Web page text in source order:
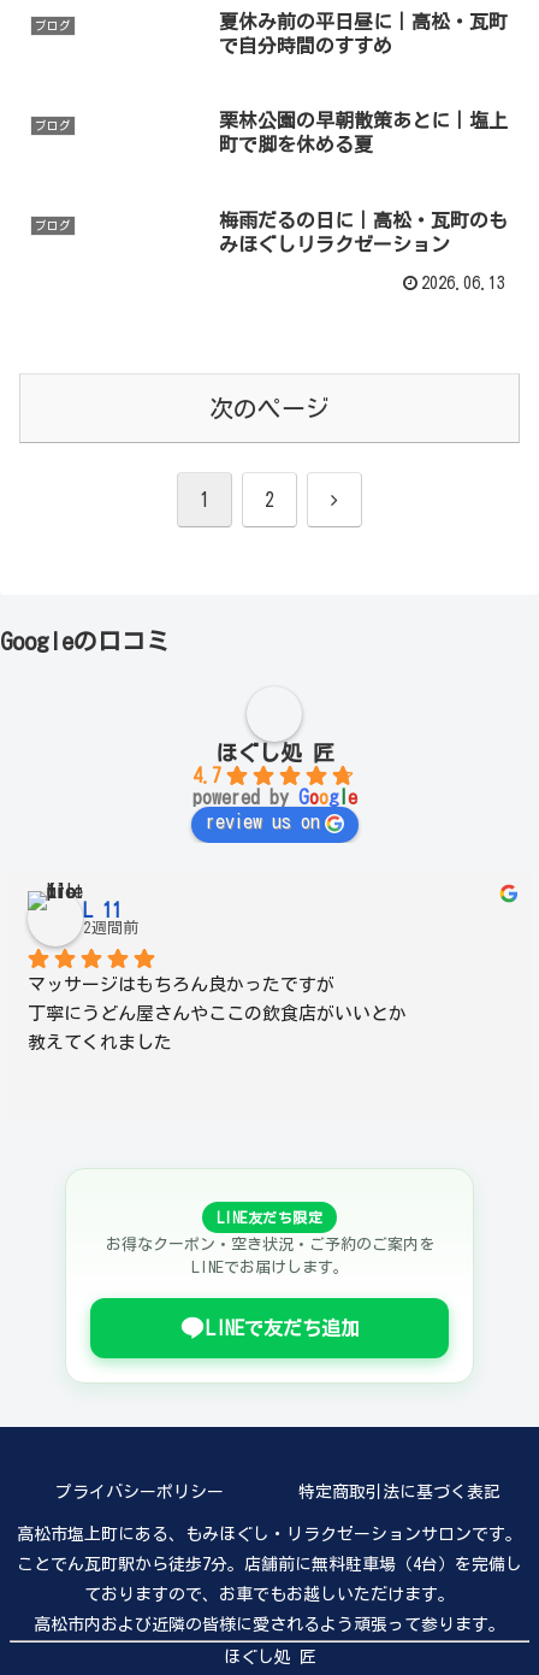
ブログ
夏休み前の平日昼に｜高松・瓦町
で自分時間のすすめ
ブログ
栗林公園の早朝散策あとに｜塩上
町で脚を休める夏
ブログ
梅雨だるの日に｜高松・瓦町のも
みほぐしリラクゼーション
2026.06.13
次のページ
1 2 次
Googleの口コミ
ほぐし処 匠
4.7
powered by Googl e
review us on
L 11
2週間前
マッサージはもちろん良かったですが
丁寧にうどん屋さんやここの飲食店がいいとか
教えてくれました
LINE友だち限定
お得なクーポン・空き状況・ご予約のご案内を
LINEでお届けします。
LINEで友だち追加
プライバシーポリシー 特定商取引法に基づく表記
高松市塩上町にある、もみほぐし・リラクゼーションサロンです。
ことでん瓦町駅から徒歩7分。店舗前に無料駐車場（4台）を完備し
ておりますので、お車でもお越しいただけます。
高松市内および近隣の皆様に愛されるよう頑張って参ります。
ほぐし処 匠